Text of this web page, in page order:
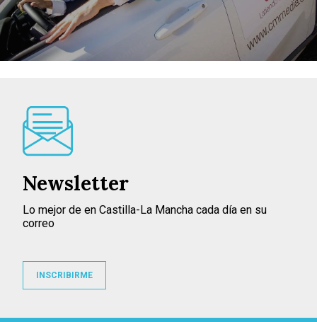
Newsletter
Lo mejor de en Castilla-La Mancha cada día en su
correo
INSCRIBIRME